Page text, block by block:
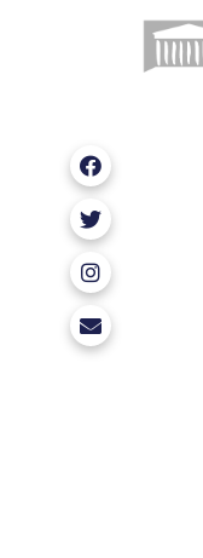
Nous
Nous
Nous